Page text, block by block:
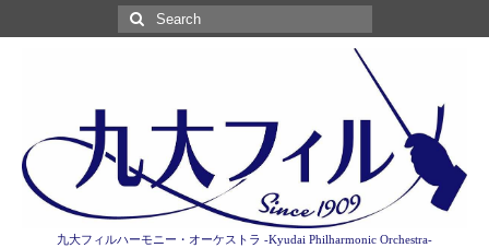
Search
for:
九大フィルハーモニー・オーケストラ -Kyudai Philharmonic Orchestra-